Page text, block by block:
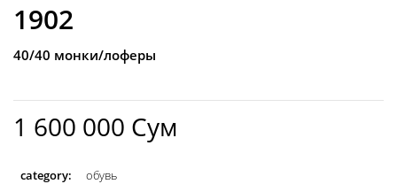
1902
40/40 монки/лоферы
1 600 000 Сум
category: обувь